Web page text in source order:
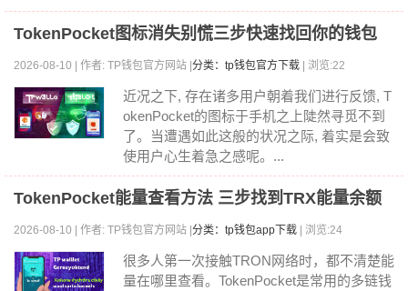
TokenPocket图标消失别慌三步快速找回你的钱包
2026-08-10 | 作者: TP钱包官方网站 | 分类：tp钱包官方下载 | 浏览:22
近况之下, 存在诸多用户朝着我们进行反馈, T
okenPocket的图标于手机之上陡然寻觅不到
了。当遭遇如此这般的状况之际, 着实是会致
使用户心生着急之感呢。...
TokenPocket能量查看方法 三步找到TRX能量余额
2026-08-10 | 作者: TP钱包官方网站 | 分类：tp钱包app下载 | 浏览:24
很多人第一次接触TRON网络时，都不清楚能
量在哪里查看。TokenPocket是常用的多链钱